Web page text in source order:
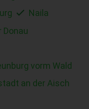
Naila
Donau
vorm Wald
an der Aisch